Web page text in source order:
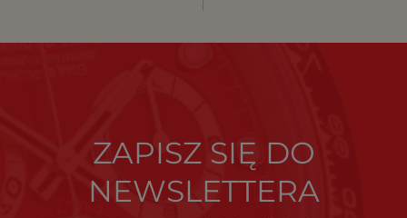
ZAPISZ SIĘ DO
NEWSLETTERA